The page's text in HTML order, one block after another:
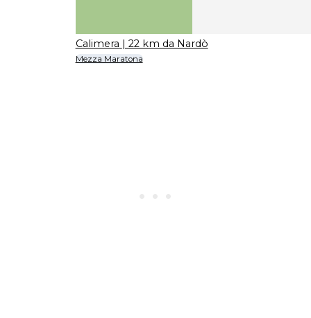
Calimera | 22 km da Nardò
Mezza Maratona